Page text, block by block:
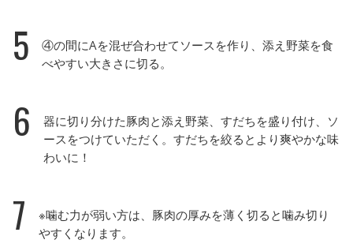
5
④の間にAを混ぜ合わせてソースを作り、添え野菜を食
べやすい大きさに切る。
6
器に切り分けた豚肉と添え野菜、すだちを盛り付け、ソ
ースをつけていただく。すだちを絞るとより爽やかな味
わいに！
7
※噛む力が弱い方は、豚肉の厚みを薄く切ると噛み切り
やすくなります。